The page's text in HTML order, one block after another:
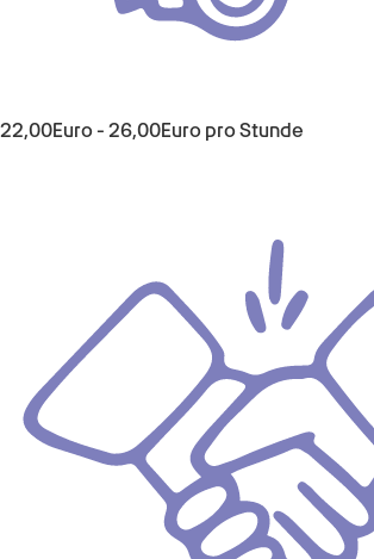
22,00Euro - 26,00Euro pro Stunde